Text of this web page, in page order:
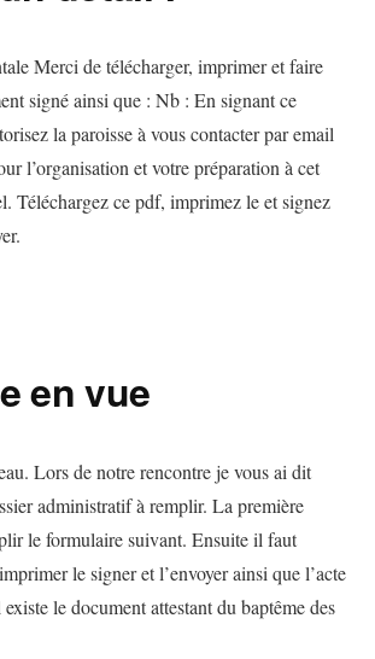
Merci de télécharger, imprimer et faire
signé ainsi que : Nb : En signant ce
la paroisse à vous contacter par email
l’organisation et votre préparation à cet
Téléchargez ce pdf, imprimez le et signez
en vue
Lors de notre rencontre je vous ai dit
administratif à remplir. La première
le formulaire suivant. Ensuite il faut
le signer et l’envoyer ainsi que l’acte
existe le document attestant du baptême des